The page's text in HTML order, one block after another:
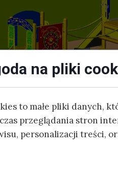
na pliki
to małe pliki danych,
przeglądania stron
personalizacji treści,